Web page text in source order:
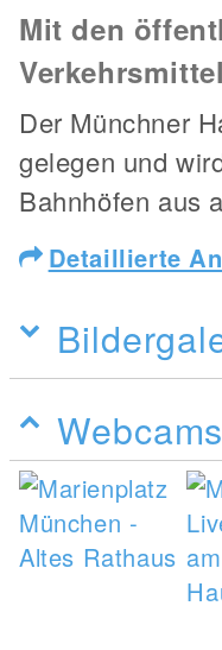
Mit den
Der Münchner
gelegen und
Bahnhöfen aus
Detaillierte
Webcams